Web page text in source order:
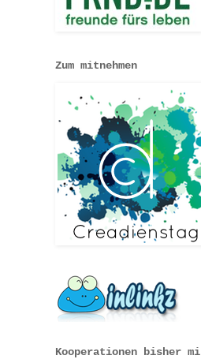
Zum mitnehmen
Kooperationen bisher